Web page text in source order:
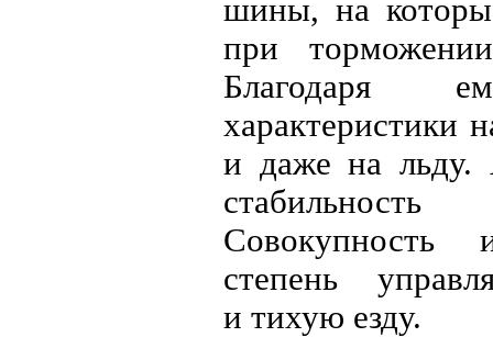
шины, на
при
Благодаря
характеристики
и даже на льду.
стабильность
Совокупность
степень
и тихую езду.